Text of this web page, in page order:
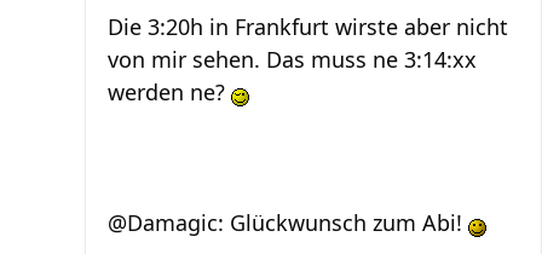
Die 3:20h in Frankfurt wirste aber nicht
von mir sehen. Das muss ne 3:14:xx
werden ne?
@Damagic: Glückwunsch zum Abi!